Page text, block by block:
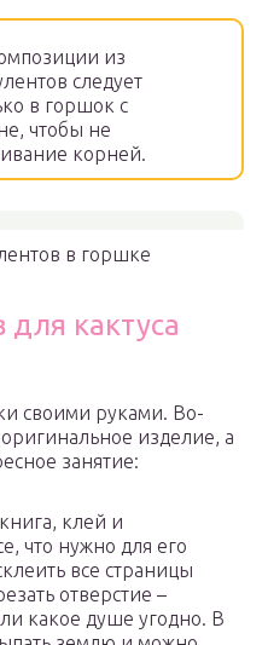
из
следует
в горшок с
чтобы не
корней.
в горшке
кактуса
своими руками. Во-
изделие, а
занятие:
клей и
что нужно для его
все страницы
отверстие –
какое душе угодно. В